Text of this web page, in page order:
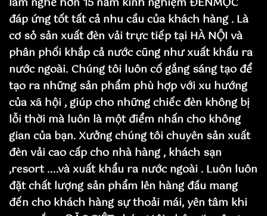
đáp ứng tốt tất cả nhu cầu của khách hàng . Là
cơ sỏ sản xuất đèn vải trực tiếp tại HÀ NỘI và
phân phối khắp cả nước cũng như xuất khẩu ra
nước ngoài. Chúng tôi luôn cố gắng sáng tạo để
tạo ra những sản phẩm phù hợp với xu hướng
của xã hội , giúp cho những chiếc đèn không bị
lỗi thời mà luôn là một điểm nhấn cho không
gian của bạn. Xưởng chúng tôi chuyên sản xuất
đèn vải cao cấp cho nhà hàng , khách sạn
,resort ....và xuất khẩu ra nước ngoài . Luôn luôn
đặt chất lượng sản phẩm lên hàng đầu mang
đến cho khách hàng sự thoải mái, yên tâm khi